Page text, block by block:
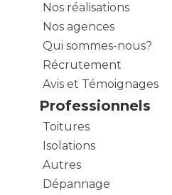
Nos réalisations
Nos agences
Qui sommes-nous?
Récrutement
Avis et Témoignages
Professionnels
Toitures
Isolations
Autres
Dépannage